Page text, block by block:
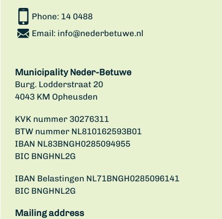
Phone: 14 0488
Email: info@nederbetuwe.nl
Municipality Neder-Betuwe
Burg. Lodderstraat 20
4043 KM Opheusden
KVK nummer 30276311
BTW nummer NL810162593B01
IBAN NL83BNGH0285094955
BIC BNGHNL2G
IBAN Belastingen NL71BNGH0285096141
BIC BNGHNL2G
Mailing address